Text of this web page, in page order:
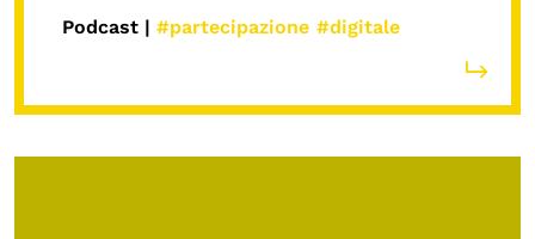
Podcast | #partecipazione #digitale